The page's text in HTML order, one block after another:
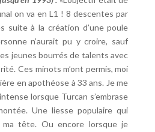
on va en L1 ! 8 descentes par
suite à la création d’une poule
n’aurait pu y croire, sauf
jeunes bourrés de talents avec
Ces minots m’ont permis, moi
en apothéose à 33 ans. Je me
lorsque Turcan s’embrase
Une liesse populaire qui
ma tête. Ou encore lorsque je